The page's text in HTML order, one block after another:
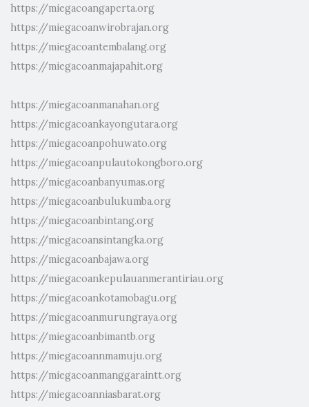
https://miegacoangaperta.org
https://miegacoanwirobrajan.org
https://miegacoantembalang.org
https://miegacoanmajapahit.org
https://miegacoanmanahan.org
https://miegacoankayongutara.org
https://miegacoanpohuwato.org
https://miegacoanpulautokongboro.org
https://miegacoanbanyumas.org
https://miegacoanbulukumba.org
https://miegacoanbintang.org
https://miegacoansintangka.org
https://miegacoanbajawa.org
https://miegacoankepulauanmerantiriau.org
https://miegacoankotamobagu.org
https://miegacoanmurungraya.org
https://miegacoanbimantb.org
https://miegacoannmamuju.org
https://miegacoanmanggaraintt.org
https://miegacoanniasbarat.org